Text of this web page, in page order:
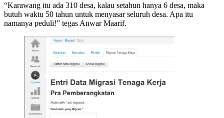
“Karawang itu ada 310 desa, kalau setahun hanya 6 desa, maka
butuh waktu 50 tahun untuk menyasar seluruh desa. Apa itu
namanya peduli!” tegas Anwar Maarif.